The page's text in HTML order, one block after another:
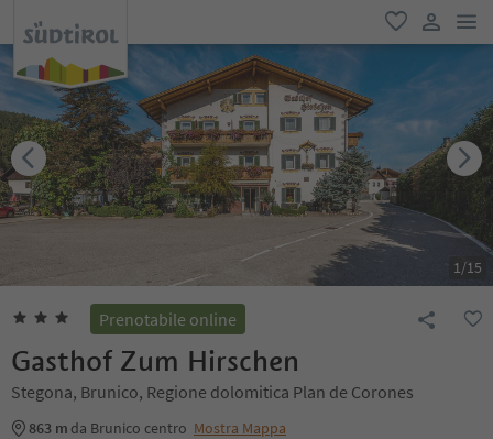
favoriti
user link
1/15
Prenotabile online
Gasthof Zum Hirschen
Stegona, Brunico, Regione dolomitica Plan de Corones
863 m da Brunico centro Mostra Mappa